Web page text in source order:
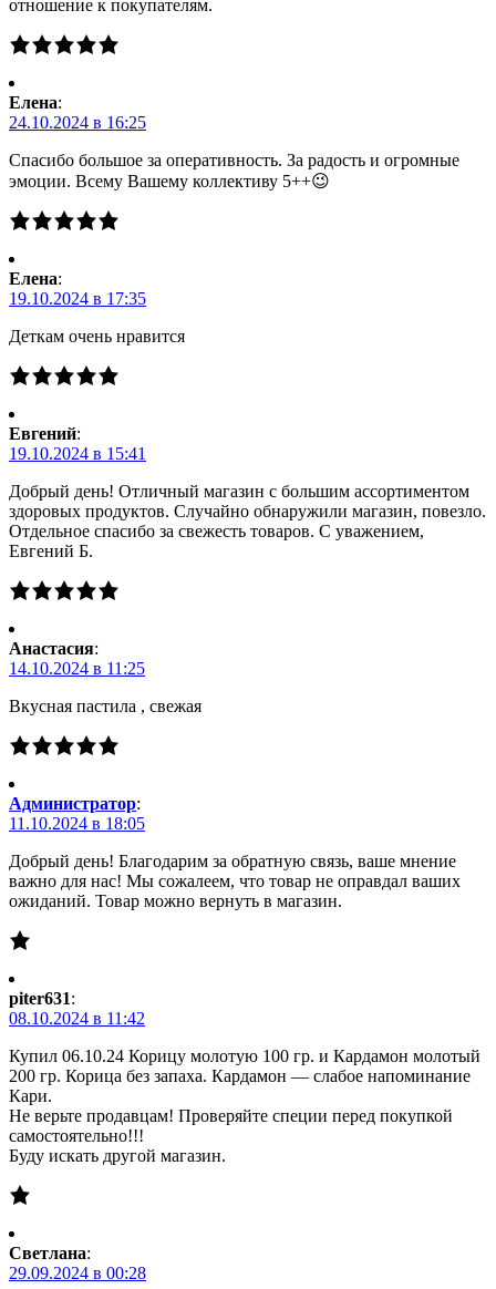
отношение к покупателям.
Елена:
24.10.2024 в 16:25
Спасибо большое за оперативность. За радость и огромные
эмоции. Всему Вашему коллективу 5++😉
Елена:
19.10.2024 в 17:35
Деткам очень нравится
Евгений:
19.10.2024 в 15:41
Добрый день! Отличный магазин с большим ассортиментом
здоровых продуктов. Случайно обнаружили магазин, повезло.
Отдельное спасибо за свежесть товаров. С уважением,
Евгений Б.
Анастасия:
14.10.2024 в 11:25
Вкусная пастила , свежая
Администратор:
11.10.2024 в 18:05
Добрый день! Благодарим за обратную связь, ваше мнение
важно для нас! Мы сожалеем, что товар не оправдал ваших
ожиданий. Товар можно вернуть в магазин.
piter631:
08.10.2024 в 11:42
Купил 06.10.24 Корицу молотую 100 гр. и Кардамон молотый
200 гр. Корица без запаха. Кардамон — слабое напоминание
Кари.
Не верьте продавцам! Проверяйте специи перед покупкой
самостоятельно!!!
Буду искать другой магазин.
Светлана:
29.09.2024 в 00:28